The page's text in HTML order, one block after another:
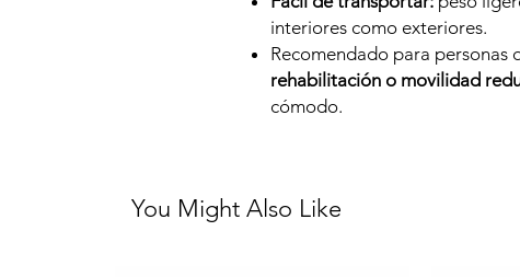
interiores como exteriores.
Recomendado para personas
rehabilitación o movilidad
cómodo.
You Might Also Like